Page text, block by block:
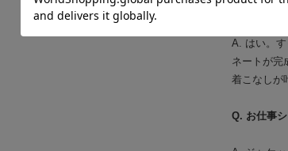
Q. 一枚で
A. はい。
ネートが完
着こなしが
Q. お仕事